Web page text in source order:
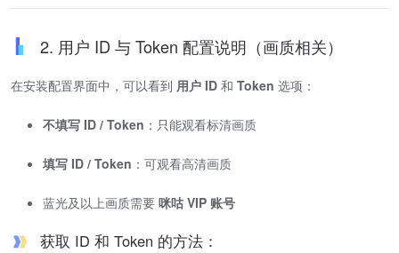
2. 用户 ID 与 Token 配置说明（画质相关）
在安装配置界面中，可以看到 用户 ID 和 Token 选项：
不填写 ID / Token ：只能观看标清画质
填写 ID / Token ：可观看高清画质
蓝光及以上画质需要 咪咕 VIP 账号
获取 ID 和 Token 的方法：